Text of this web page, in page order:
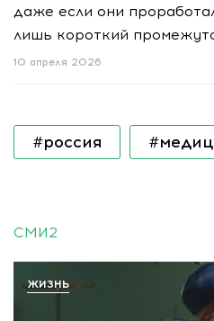
даже если они
лишь короткий
10 апреля 2026
#россия
СМИ2
ЖИЗНЬ